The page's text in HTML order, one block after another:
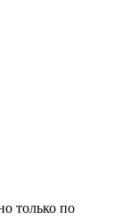
только по